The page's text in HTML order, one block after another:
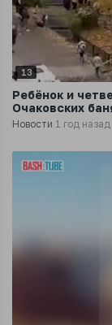
13
Ребёнок и
Очаковских
Новости 1 год назад